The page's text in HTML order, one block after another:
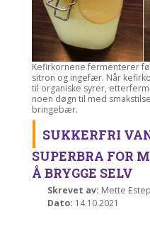
Kefirkornene fermenterer
sitron og ingefær. Når
til organiske syrer,
noen døgn til med
bringebær.
SUKKERFRI
SUPERBRA FOR
Å BRYGGE SELV
Skrevet av: Mette Estep
Dato: 14.10.2021